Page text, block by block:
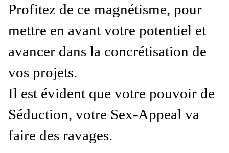
Profitez de ce magnétisme, pour
mettre en avant votre potentiel et
avancer dans la concrétisation de
vos projets.
Il est évident que votre pouvoir de
Séduction, votre Sex-Appeal va
faire des ravages.